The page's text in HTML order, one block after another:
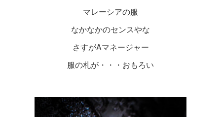
マレーシアの服
なかなかのセンスやな
さすがAマネージャー
服の札が・・・おもろい